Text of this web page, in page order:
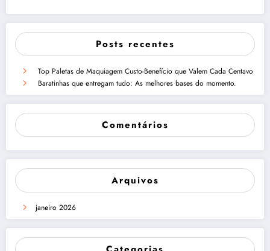
Posts recentes
Top Paletas de Maquiagem Custo-Benefício que Valem Cada Centavo
Baratinhas que entregam tudo: As melhores bases do momento.
Comentários
Arquivos
janeiro 2026